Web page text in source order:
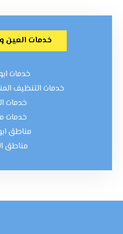
خدمات العين
خدمات
خدمات التنظيف
خدمات
خدمات
مناطق
مناطق